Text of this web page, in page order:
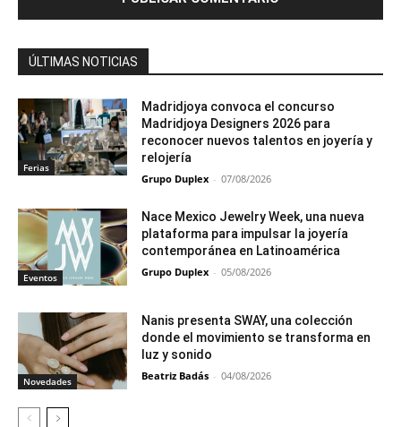
ÚLTIMAS NOTICIAS
Ferias
Madridjoya convoca el concurso
Madridjoya Designers 2026 para
reconocer nuevos talentos en joyería y
relojería
Grupo Duplex - 07/08/2026
Eventos
Nace Mexico Jewelry Week, una nueva
plataforma para impulsar la joyería
contemporánea en Latinoamérica
Grupo Duplex - 05/08/2026
Novedades
Nanis presenta SWAY, una colección
donde el movimiento se transforma en
luz y sonido
Beatriz Badás - 04/08/2026